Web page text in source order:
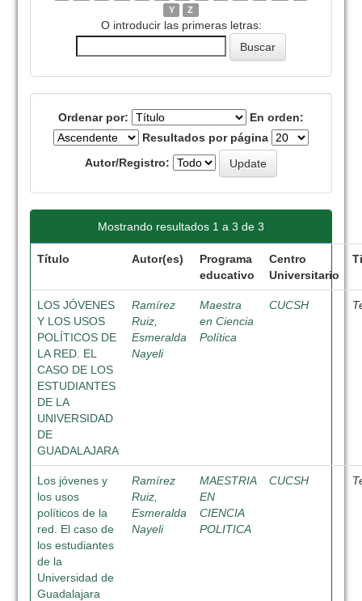
Y
Z
O introducir las primeras letras:
Ordenar por:
En orden:
Resultados por página
Autor/Registro:
Mostrando resultados 1 a 3 de 3
Título Autor(es)
Programa
educativo
Centro
Universitario
LOS JÓVENES
Y LOS USOS
POLÍTICOS DE
LA RED. EL
CASO DE LOS
ESTUDIANTES
DE LA
UNIVERSIDAD
DE
GUADALAJARA
Ramírez
Ruiz,
Esmeralda
Nayeli
Maestra
en Ciencia
Política
CUCSH
Los jóvenes y
los usos
políticos de la
red. El caso de
los estudiantes
de la
Universidad de
Guadalajara
Ramírez
Ruiz,
Esmeralda
Nayeli
MAESTRIA
EN
CIENCIA
POLITICA
CUCSH